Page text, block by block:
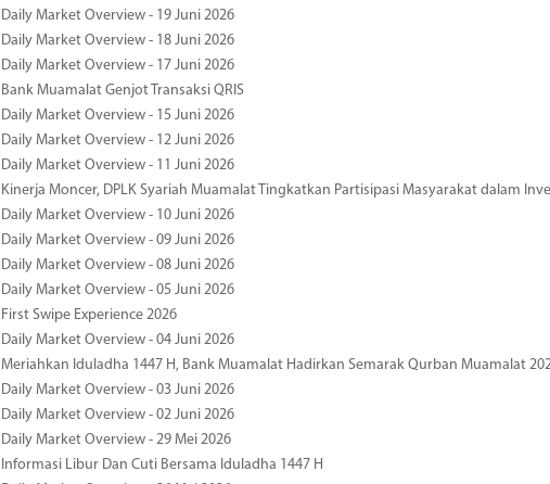
Daily Market Overview - 19 Juni 2026
Daily Market Overview - 18 Juni 2026
Daily Market Overview - 17 Juni 2026
Bank Muamalat Genjot Transaksi QRIS
Daily Market Overview - 15 Juni 2026
Daily Market Overview - 12 Juni 2026
Daily Market Overview - 11 Juni 2026
Kinerja Moncer, DPLK Syariah Muamalat Tingkatkan Partisipasi Masyarakat dalam
Daily Market Overview - 10 Juni 2026
Daily Market Overview - 09 Juni 2026
Daily Market Overview - 08 Juni 2026
Daily Market Overview - 05 Juni 2026
First Swipe Experience 2026
Daily Market Overview - 04 Juni 2026
Meriahkan Iduladha 1447 H, Bank Muamalat Hadirkan Semarak Qurban Muamalat
Daily Market Overview - 03 Juni 2026
Daily Market Overview - 02 Juni 2026
Daily Market Overview - 29 Mei 2026
Informasi Libur Dan Cuti Bersama Iduladha 1447 H